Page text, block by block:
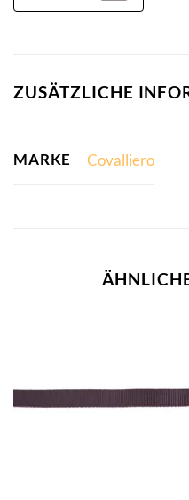
ZUSÄTZLICHE
MARKE Covalliero